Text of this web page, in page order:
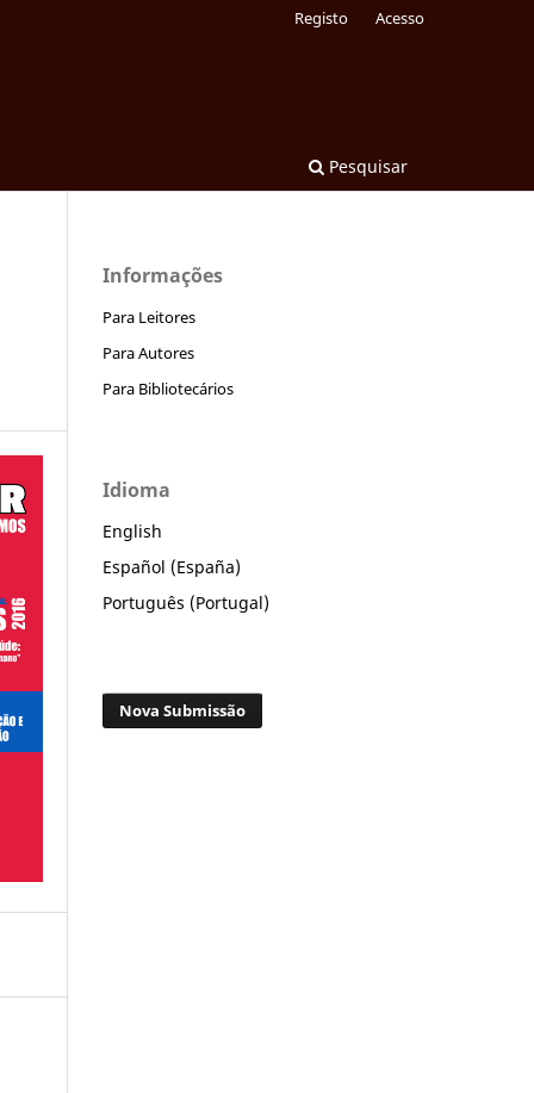
Pesquisar
Registo Acesso
Informações
Para Leitores
Para Autores
Para Bibliotecários
Idioma
English
Español (España)
Português (Portugal)
Nova Submissão